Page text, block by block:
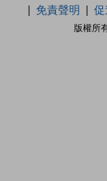
版權所
免責聲明